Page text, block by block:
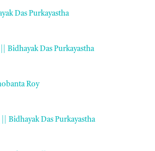
Das Purkayastha
|| Bidhayak Das Purkayastha
Roy
|| Bidhayak Das Purkayastha